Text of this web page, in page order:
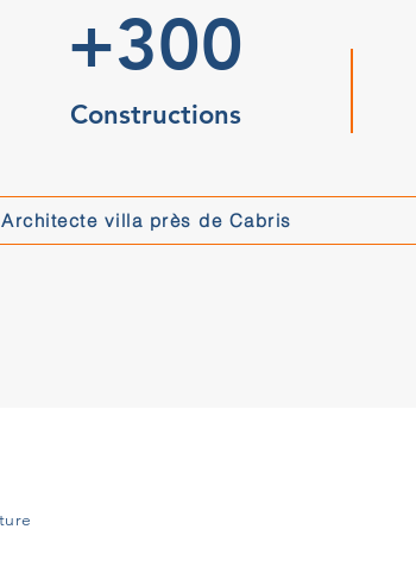
+300
Constructions
Architecte villa près de Cabris